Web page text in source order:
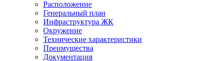
Расположение
Генеральный план
Инфраструктура ЖК
Окружение
Технические характеристики
Преимущества
Документация